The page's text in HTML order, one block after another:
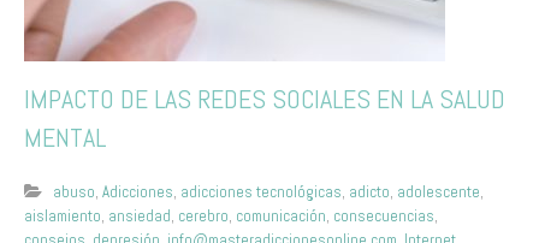
IMPACTO DE LAS REDES SOCIALES EN LA SALUD
MENTAL
abuso, Adicciones, adicciones tecnológicas, adicto, adolescente,
aislamiento, ansiedad, cerebro, comunicación, consecuencias,